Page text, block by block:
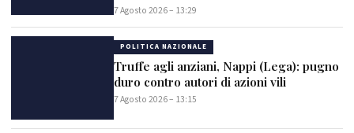
7 Agosto 2026 – 13:29
POLITICA NAZIONALE
Truffe agli anziani, Nappi (Lega): pugno
duro contro autori di azioni vili
7 Agosto 2026 – 13:15